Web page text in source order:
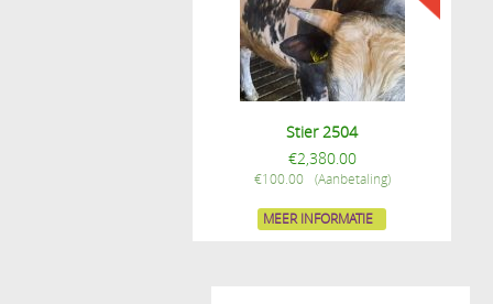
Stier 2504
€2,380.00
€100.00
MEER INFORMATIE